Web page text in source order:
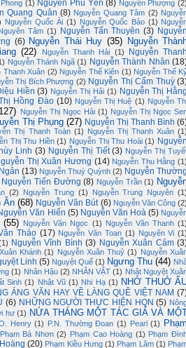
(1) Nguyễn Phú Yên (8) Nguyễn Phượng
Quang Quân (8) Nguyễn Quang Tâm (2)
Nguyễn Quốc Ái (1) Nguyễn Quốc Bảo (1)
Tâm (1) Nguyễn Tấn Thuyên (3)
(6) Nguyễn Thái Huy (35) Nguyễn
(22) Nguyễn Thanh Hải (1)
Nguyễn
Nguyễn Thánh Ngã (1) Nguyễn Thành Nhân
Thanh Xuân (2) Nguyễn Thế Kiên (1) Nguyễn Thế
Thị Bích Phượng (2) Nguyễn Thị Cẩm Thuỳ
Hiền (3) Nguyễn Thị Hải (1) Nguyễn Thị
Hồng Đào (10) Nguyễn Thị Huệ (1) Nguyễn
Nguyễn Thị Ngọc Hải (1) Nguyễn Thị Ngọc
Thị Phụng (27) Nguyễn Thị Thanh Bình
Thị Thanh Toàn (1) Nguyễn Thị Thanh Xuân
Thị Thu Hiền (1) Nguyễn Thị Thu Hoài (1)
Linh (3) Nguyễn Thị Tiết (3) Nguyễn Thị
Thị Xuân Hương (14) Nguyễn Thu Hằng
(13) Nguyễn Thuý Quỳnh (2) Nguyễn
Nguyễn Tiến Đường (8) Nguyễn Trần (1)
(2) Nguyễn Trung (1) Nguyễn Trung Nguyên
Ân (68) Nguyễn Văn Bút (6) Nguyễn Văn Công
Văn Hiến (5) Nguyễn Văn Hoà (5)
(55) Nguyễn Văn Ngọc (1) Nguyễn Văn Thanh
Thảo (17) Nguyễn Văn Toan (1) Nguyên Vi
Nguyễn Vĩnh Bình (3) Nguyễn Xuân Cảm
Khánh (1) Nguyễn Xuân Thuỷ (1) Nguyễn
Linh (5) Nguyệt Quế (1) Ngưng Thu (44)
(1) Nhân Hậu (2) NHÂN VẬT (1) Nhật Nguyệt
Sinh (1) Nhật Vũ (1) Nhi Hạ (1) NHỚ THUỞ
ÁNG VĂN HAY VỀ LÀNG QUÊ VIỆT NAM
(6) NHỮNG NGƯỜI THỰC HIỆN HQN (5)
hư (1) NỬA THÁNG MỘT TÁC GIẢ VÀ
Henry (1) P.N. Thường Đoan (1) Pearl (1)
Phạm Bá Nhơn (2) Phạm Cao Hoàng (1) Phạm
(20) Phạm Kiều Hưng (1) Phạm Lâm (1)